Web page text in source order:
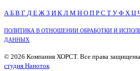
А Б В Г Д Е Ж З И К Л М Н О П Р С Т У Ф Х Ц
ПОЛИТИКА В ОТНОШЕНИИ ОБРАБОТКИ И
ДАННЫХ
© 2026 Компания ХОРСТ. Все права
студия Наноток